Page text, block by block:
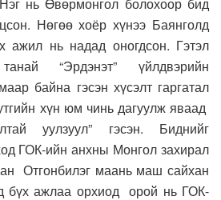
нь Өвөрмонгол болохоор бид
Нөгөө хоёр хүнээ Баянголд
ажил нь надад оногдсон. Гэтэл
“Эрдэнэт” үйлдвэрийн
байна гэсэн хүсэлт гаргатал
хүн юм чинь дагуулж яваад
уулзуул” гэсэн. Биднийг
ГОК-ийн анхны Монгол захирал
Отгонбилэг маань маш сайхан
бүх ажлаа орхиод орой нь ГОК-